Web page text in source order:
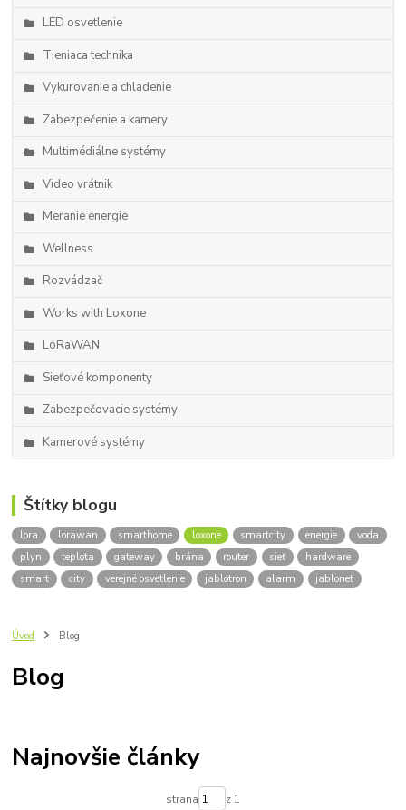
LED osvetlenie
Tieniaca technika
Vykurovanie a chladenie
Zabezpečenie a kamery
Multimédiálne systémy
Video vrátnik
Meranie energie
Wellness
Rozvádzač
Works with Loxone
LoRaWAN
Sieťové komponenty
Zabezpečovacie systémy
Kamerové systémy
Štítky blogu
lora lorawan smarthome loxone smartcity energie
voda
plyn
teplota gateway brána router sieť
hardware
smart
city verejné osvetlenie jablotron alarm jablonet
Úvod Blog
Blog
Najnovšie články
strana z 1